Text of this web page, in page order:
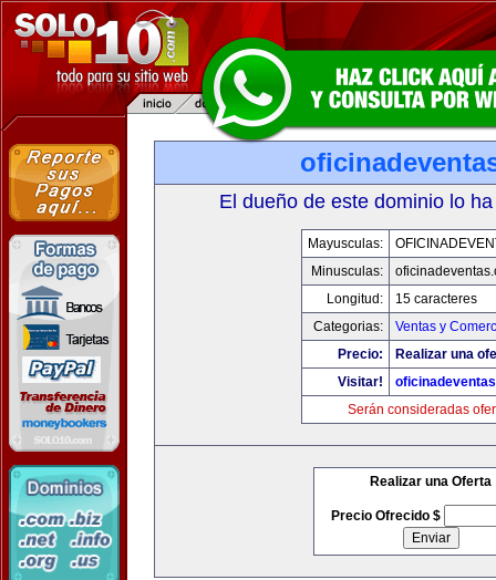
El dueño de este dominio lo
Mayusculas:
Minusculas:
Longitud:
15 caracteres
Categorias:
Ventas y
Precio:
Realizar una
Visitar!
Serán consideradas
Realizar una Oferta
Precio Ofrecido $